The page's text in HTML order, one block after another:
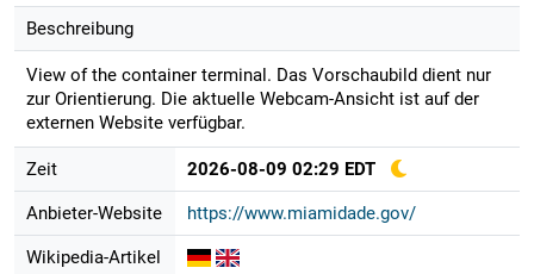
Beschreibung
View of the container terminal. Das Vorschaubild dient nur
zur Orientierung. Die aktuelle Webcam-Ansicht ist auf der
externen Website verfügbar.
Zeit 2026-08-09 02:29 EDT
Anbieter-Website https://www.miamidade.gov/
Wikipedia-Artikel